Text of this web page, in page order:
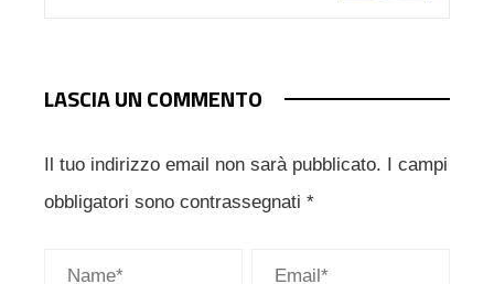
LASCIA UN COMMENTO
Il tuo indirizzo email non sarà pubblicato. I campi
obbligatori sono contrassegnati *